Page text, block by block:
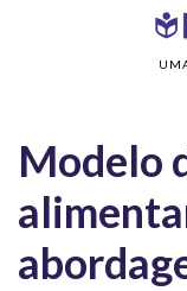
Sem categoria>
Modelo